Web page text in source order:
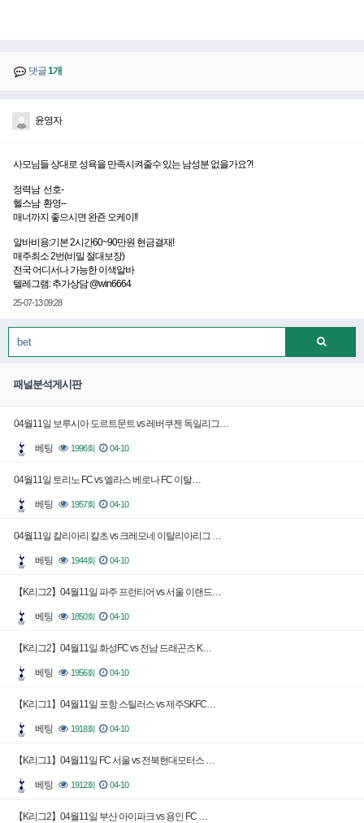
댓글1개
윤영자
사모님들 상대로 성욕을 만족시켜줄수 있는 남성분 없을가요?!
정력남 선호-
헬스남 환영--
매너까지 좋으시면 완죤 오케이!!
알바비용:기본 2시간60~90만원 현금결재!
매주최소 2번(비밀 절대보장)
전국 어디서나 가능한 이색알바
텔레그램: 추가상담 @win6664
25-07-13 09:28
패널분석게시판
04월11일 보루시아 도르트문트 vs 레버쿠젠 독일리그…
베팅 1996회 04-10
04월11일 토리노 FC vs 엘라스 베로나 FC 이탈…
베팅 1957회 04-10
04월11일 칼리아리 칼초 vs 크레모네 이탈리아리그 …
베팅 1944회 04-10
【K리그2】04월11일 파주 프런티어 vs 서울 이랜드…
베팅 1850회 04-10
【K리그2】04월11일 화성FC vs 전남 드래곤즈 K…
베팅 1956회 04-10
【K리그1】04월11일 포항 스틸러스 vs 제주SKFC…
베팅 1918회 04-10
【K리그1】04월11일 FC 서울 vs 전북현대모터스 …
베팅 1912회 04-10
【K리그2】04월11일 부산 아이파크 vs 용인 FC …